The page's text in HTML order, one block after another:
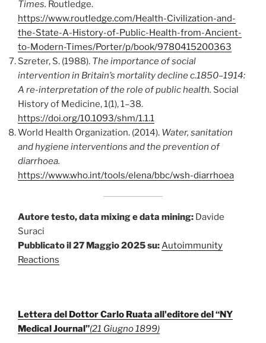
Times. Routledge.
https://www.routledge.com/Health-Civilization-and-
the-State-A-History-of-Public-Health-from-Ancient-
to-Modern-Times/Porter/p/book/9780415200363
Szreter, S. (1988). The importance of social
intervention in Britain’s mortality decline c.1850–1914:
A re-interpretation of the role of public health. Social
History of Medicine, 1(1), 1–38.
https://doi.org/10.1093/shm/1.1.1
World Health Organization. (2014). Water, sanitation
and hygiene interventions and the prevention of
diarrhoea.
https://www.who.int/tools/elena/bbc/wsh-diarrhoea
Autore testo, data mixing e data mining: Davide
Suraci
Pubblicato il 27 Maggio 2025 su:Autoimmunity
Reactions
Lettera del Dottor Carlo Ruata all'editore del “NY
Medical Journal”(21 Giugno 1899)